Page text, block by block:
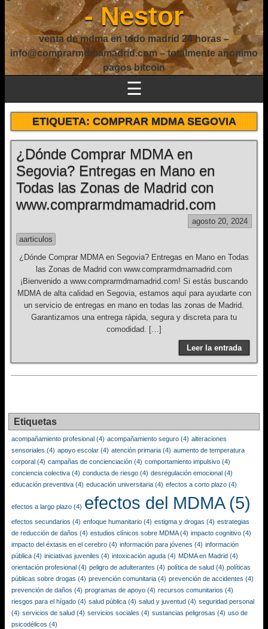
- Nestor
venta de mdma en todo madrid 24 horas –
info@comprarmdmamadrid.com – totalmente anonimo
pagos bitcoin
☰
ETIQUETA:COMPRAR MDMA SEGOVIA
¿Dónde Comprar MDMA en
Segovia? Entregas en Mano en
Todas las Zonas de Madrid con
www.comprarmdmamadrid.com
agosto 20, 2024
aarticulos
¿Dónde Comprar MDMA en Segovia? Entregas en Mano en Todas
las Zonas de Madrid con www.comprarmdmamadrid.com
¡Bienvenido a www.comprarmdmamadrid.com! Si estás buscando
MDMA de alta calidad en Segovia, estamos aquí para ayudarte con
un servicio de entregas en mano en todas las zonas de Madrid.
Garantizamos una entrega rápida, segura y discreta para tu
comodidad. […]
Leer la entrada
Etiquetas
acompañamiento profesional (4) acompañamiento seguro (4) alteraciones
sensoriales (4) apoyo escolar (4) atención primaria (4) aumento de temperatura
corporal (4) campañas de concienciación (4) comportamiento impulsivo (4)
conciencia colectiva (4) conducta de riesgo (4) desregulación emocional (4)
educación preventiva (4) educación universitaria (4) efectos a corto plazo (4)
efectos a largo plazo (4) efectos del MDMA(5)
efectos secundarios (4) enfoque humanitario (4) estigma y drogas (4) estrategias
de reducción de daños (4) estudios clínicos sobre MDMA(4) impacto cognitivo (4)
impacto del éxtasis en el cerebro (4) información para jóvenes (4) información
pública (4) iniciativas juveniles (4) intoxicación aguda (4) MDMA en Madrid (4)
orientación profesional (4) peligro de adulterantes (4) política de salud (4) políticas
públicas sobre drogas (4) prevención comunitaria (4) prevención de accidentes (4)
prevención de daños (4) programas de apoyo (4) recursos comunitarios (4)
riesgos para el hígado (4) salud pública (4) salud y juventud (4) seguridad personal
(4) servicios de salud (4) servicios sociales (4) sustancias peligrosas (4) uso de
psicodélicos (4)